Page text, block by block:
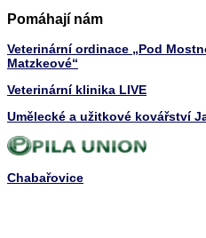
Pomáhají nám
Veterinární ordinace „Pod
Matzkeové“
Veterinární klinika LIVE
Umělecké a užitkové kovářství
Chabařovice